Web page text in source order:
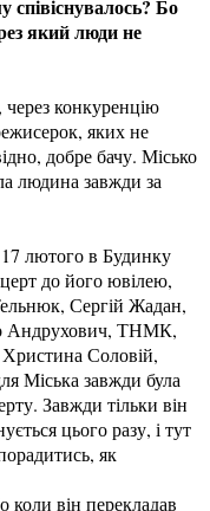
Бо
який люди не
конкуренцію
яких не
добре бачу. Місько
людина завжди за
лютого в Будинку
до його ювілею,
Сергій Жадан,
Андрухович, ТНМК,
Соловій,
Міська завжди була
Завжди тільки він
цього разу, і тут
як
коли він перекладав